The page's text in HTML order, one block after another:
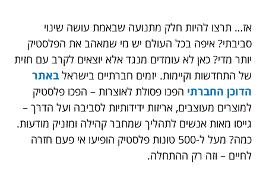
אז… תרצו להיות חלק מתנועה שבאמת עושה שינוי
סביבתי? איפה בכל העולם יש מי שמאהב את הפלסטיק
יותר מדי? כאן לא עומדים מנגד אלא יוצאים לקרב עם חזית
של התחדשות וקיימות. יזמים חברתיים בישראל באתר
הדוכן החברתי הפכו פסולת לאוצרות – הפכו פלסטיק
למוצרים מעוצבים, אריזות ידידותיות לסביבה ועל הדרך –
גייסו מאות אנשים לתהליך שמחבר קהילה ומזניק מודעות.
כמה? מעל ל-500 טונות פלסטיק הופיעו אי פעם חזרה
לחיים – וזה רק ההתחלה.